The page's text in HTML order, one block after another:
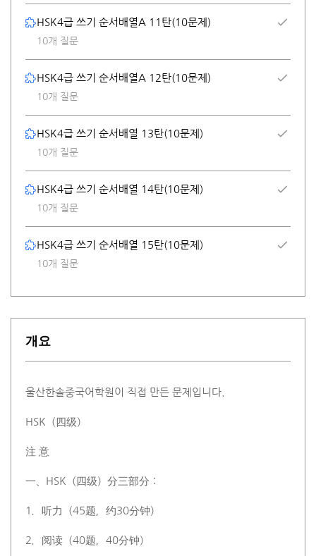
HSK4급 쓰기 순서배열A 11탄(10문제)
10개 질문
HSK4급 쓰기 순서배열A 12탄(10문제)
10개 질문
HSK4급 쓰기 순서배열 13탄(10문제)
10개 질문
HSK4급 쓰기 순서배열 14탄(10문제)
10개 질문
HSK4급 쓰기 순서배열 15탄(10문제)
10개 질문
개요
울산한솔중국어학원이 직접 만든 문제입니다.
HSK（四级）
注 意
一、HSK（四级）分三部分：
1．听力（45题，约30分钟）
2．阅读（40题，40分钟）